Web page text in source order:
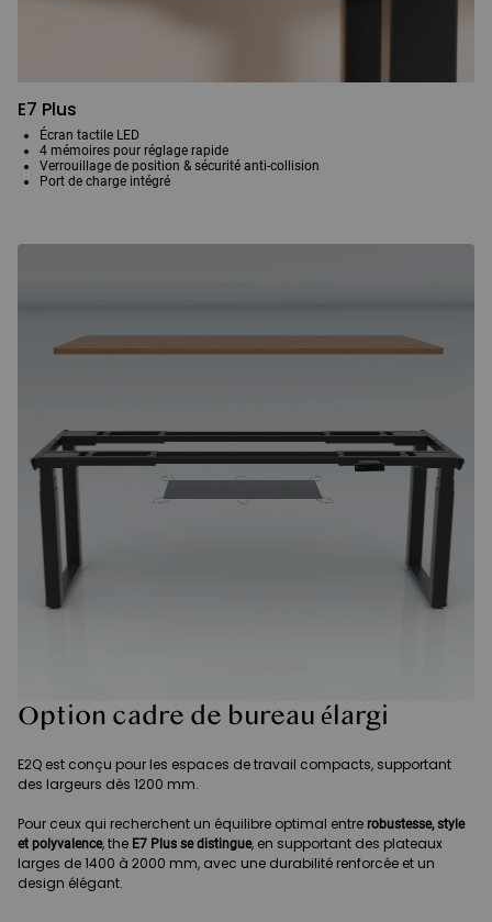
E7 Plus
Écran tactile LED
4 mémoires pour réglage rapide
Verrouillage de position & sécurité anti-collision
Port de charge intégré
Option cadre de bureau élargi
E2Q est conçu pour les espaces de travail compacts, supportant
des largeurs dès 1200 mm.
Pour ceux qui recherchent un équilibre optimal entre robustesse, style
et polyvalence, the E7 Plus se distingue, en supportant des plateaux
larges de 1400 à 2000 mm, avec une durabilité renforcée et un
design élégant.